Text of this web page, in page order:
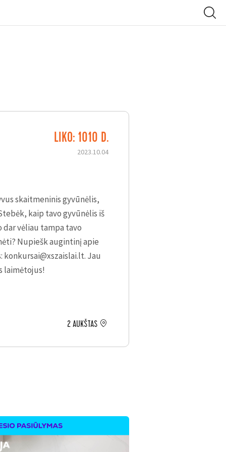
LIKO: 1010 D.
2023.10.04
skaitmeninis gyvūnėlis,
kaip tavo gyvūnėlis iš
vėliau tampa tavo
Nupiešk augintinį apie
konkursai@xszaislai.lt. Jau
laimėtojus!
2 AUKŠTAS